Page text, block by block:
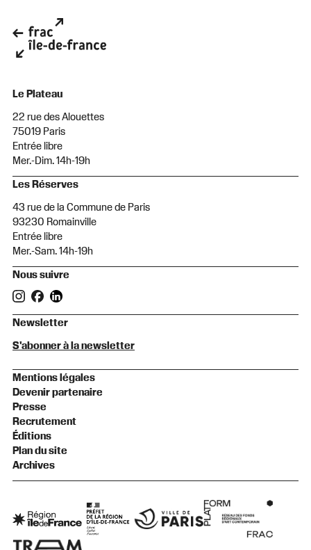
Le Plateau
22 rue des Alouettes
75019 Paris
Entrée libre
Mer.-Dim. 14h-19h
Les Réserves
43 rue de la Commune de Paris
93230 Romainville
Entrée libre
Mer.-Sam. 14h-19h
Nous suivre
Newsletter
S'abonner à la newsletter
Mentions légales
Devenir partenaire
Presse
Recrutement
Éditions
Plan du site
Archives